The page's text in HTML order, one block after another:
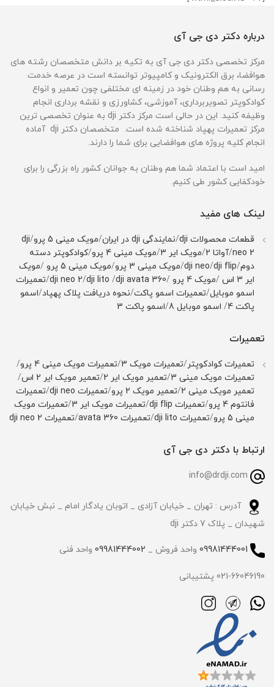
درباره دکتر دی جی آی
مرکز تخصصی دکتر دی جی آی به تکیه بر دانش متخصصان رشته های
هوافضا، برق الکترونیک و کامپیوتر توانسته است در عرصه خدمت
رسانی به هم وطنان خود در زمینه ای مختلفی چون تعمیر و انواع
کوادکوپتر تصویربرداری، آموزشی، کشاورزی و نقشه برداری انجام
وظیفه کنید. این در حالی است مرکز دکتر dji به عنوان تخصصی ترین
مرکز تعمیرات پهپاد شناخته شده است. متخصصان دکتر dji آماده
انجام کلیه پروژه های هوافضایی برای شما را دارند.
امید است با اعتماد شما هم وطنان به جوانان کشور راه بزرگی را برای
خودکفایی کشور طی کنیم.
لینک های مفید
قطعات محصولات dji /نمایندگی dji در ایران /مویک مینی 5 پرو /
dji
neo 2
/آواتا 2 /مویک ایر 3 /مویک مینی 4 پرو /کوادکوپتر دسته
دوم/
dji neo/dji flip
/مویک مینی 3 پرو /مویک مینی 5 پرو /مویک
ایر 3 اس
/مویک 4 پرو /
dji neo 2/dji lito /dji avata 360
/تعمیرات
اسمو موبایل/تعمیرات اسمو پاکت/نحوه دریافت پلاک پهپاد/اسمو
پاکت 4
/ اسمو موبایل 8 /اسمو پاکت 3
تعمیرات
تعمیرات کوادکوپتر/تعمیرات مویک 3 /تعمیرات مویک مینی 4 پرو
/
تعمیرات مویک مینی 3
/تعمیر مویک ایر 2 /تعمیر مویک ایر 2 اس
/
تعمیر مویک مینی 2
/تعمیر مویک 2 پرو /تعمیرات dji neo /تعمیرات
فانتوم 4 پرو
/تعمیرات dji flip /تعمیرات مویک ایر 3 /تعمیرات مویک
مینی 5 پرو
/تعمیرات dji lito /تعمیرات avata 360 /تعمیرات dji neo 2
ارتباط با دکتر دی جی آی
آدرس : تهران _ خیابان آزادی _ اتوبان یادگار امام _ نبش خیابان
شهیدان _ پلاک 7 دکتر dji
09981444001 واحد فروش _ 09981444002 واحد فنی
021-66046190 پشتیبانی